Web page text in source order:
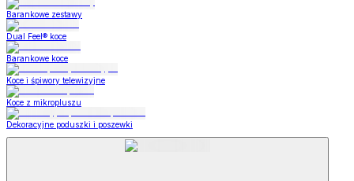
Barankowe zestawy
Dual Feel® koce
Barankowe koce
Koce i śpiwory telewizyjne
Koce z mikropluszu
Dekoracyjne poduszki i poszewki